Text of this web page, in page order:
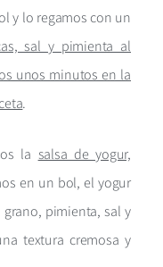
y lo regamos con un
sal y pimienta al
unos minutos en la
.
la salsa de yogur,
en un bol, el yogur
pimienta, sal y
textura cremosa y